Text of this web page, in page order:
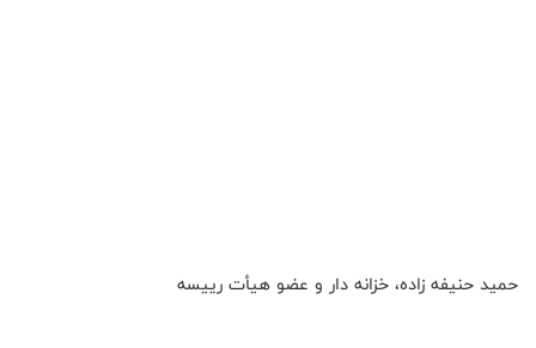
حمید حنیفه زاده، خزانه دار و عضو هیأت رییسه